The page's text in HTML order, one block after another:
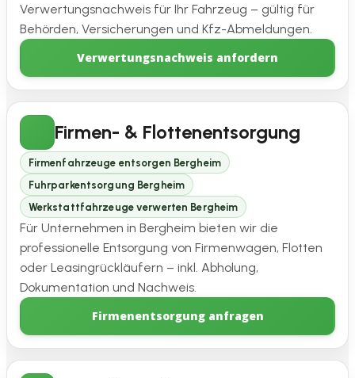
Verwertungsnachweis für Ihr Fahrzeug – gültig für
Behörden, Versicherungen und Kfz-Abmeldungen.
Verwertungsnachweis anfordern
Firmen- & Flottenentsorgung
Firmenfahrzeuge entsorgen Bergheim
Fuhrparkentsorgung Bergheim
Werkstattfahrzeuge verwerten Bergheim
Für Unternehmen in Bergheim bieten wir die
professionelle Entsorgung von Firmenwagen, Flotten
oder Leasingrückläufern – inkl. Abholung,
Dokumentation und Nachweis.
Firmenentsorgung anfragen